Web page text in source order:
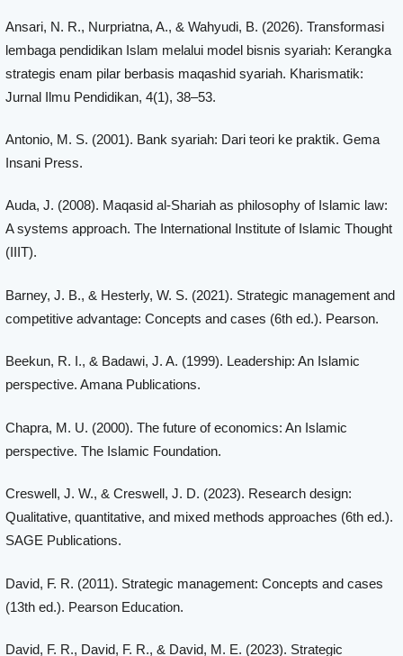
Ansari, N. R., Nurpriatna, A., & Wahyudi, B. (2026). Transformasi
lembaga pendidikan Islam melalui model bisnis syariah: Kerangka
strategis enam pilar berbasis maqashid syariah. Kharismatik:
Jurnal Ilmu Pendidikan, 4(1), 38–53.
Antonio, M. S. (2001). Bank syariah: Dari teori ke praktik. Gema
Insani Press.
Auda, J. (2008). Maqasid al-Shariah as philosophy of Islamic law:
A systems approach. The International Institute of Islamic Thought
(IIIT).
Barney, J. B., & Hesterly, W. S. (2021). Strategic management and
competitive advantage: Concepts and cases (6th ed.). Pearson.
Beekun, R. I., & Badawi, J. A. (1999). Leadership: An Islamic
perspective. Amana Publications.
Chapra, M. U. (2000). The future of economics: An Islamic
perspective. The Islamic Foundation.
Creswell, J. W., & Creswell, J. D. (2023). Research design:
Qualitative, quantitative, and mixed methods approaches (6th ed.).
SAGE Publications.
David, F. R. (2011). Strategic management: Concepts and cases
(13th ed.). Pearson Education.
David, F. R., David, F. R., & David, M. E. (2023). Strategic